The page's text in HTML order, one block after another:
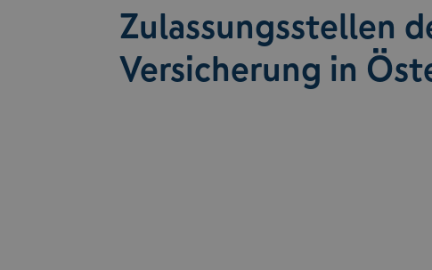
Zulassungsstellen
Versicherung in